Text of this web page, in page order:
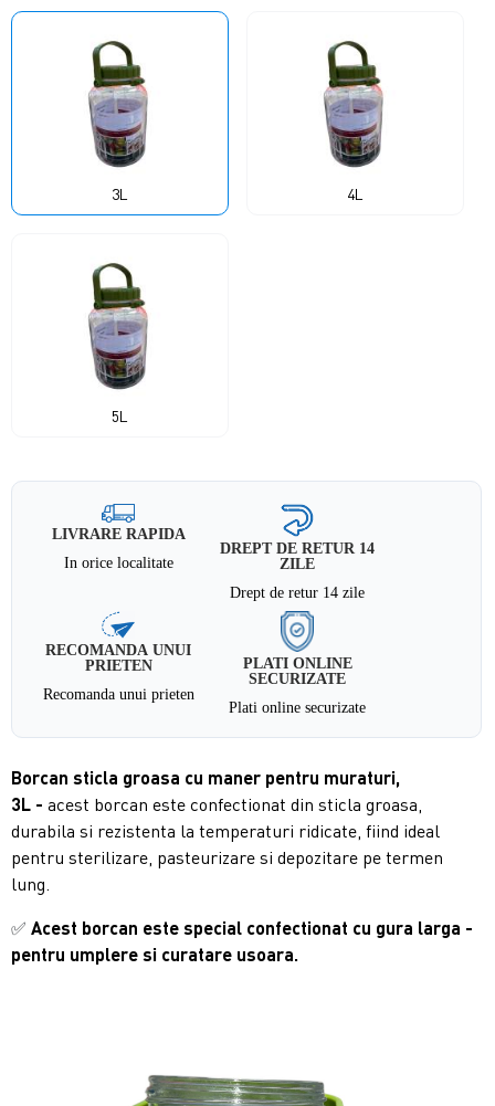
3L 4L
5L
LIVRARE RAPIDA
In orice localitate
DREPT DE RETUR 14
ZILE
Drept de retur 14 zile
RECOMANDA UNUI
PRIETEN
Recomanda unui prieten
PLATI ONLINE
SECURIZATE
Plati online securizate
Borcan sticla groasa cu maner pentru muraturi,
3L -acest borcan este confectionat din sticla groasa,
durabila si rezistenta la temperaturi ridicate, fiind ideal
pentru sterilizare, pasteurizare si depozitare pe termen
lung.
✅ Acest borcan este special confectionat cu gura larga -
pentru umplere si curatare usoara.